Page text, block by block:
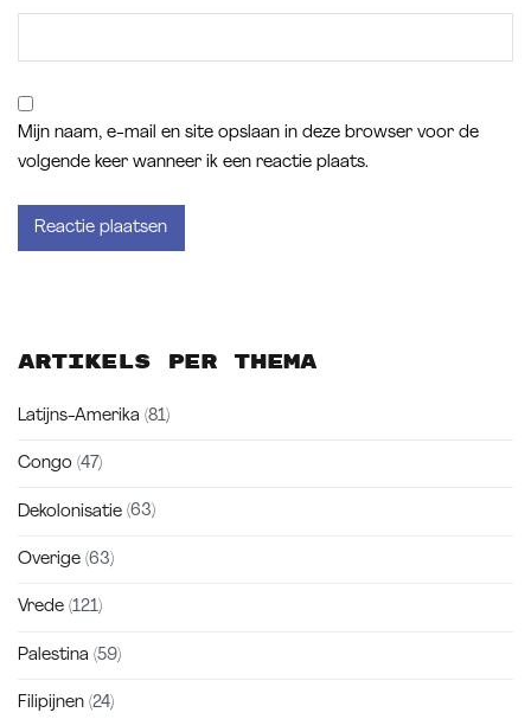
Mijn naam, e-mail en site opslaan in deze browser voor de
volgende keer wanneer ik een reactie plaats.
Artikels per thema
Latijns-Amerika (81)
Congo (47)
Dekolonisatie (63)
Overige (63)
Vrede (121)
Palestina (59)
Filipijnen (24)